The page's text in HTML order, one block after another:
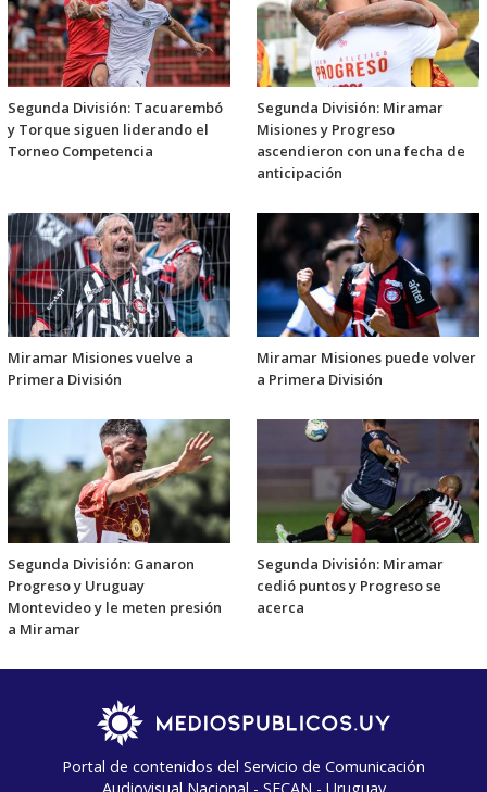
Segunda División: Tacuarembó
y Torque siguen liderando el
Torneo Competencia
Segunda División: Miramar
Misiones y Progreso
ascendieron con una fecha de
anticipación
Miramar Misiones vuelve a
Primera División
Miramar Misiones puede volver
a Primera División
Segunda División: Ganaron
Progreso y Uruguay
Montevideo y le meten presión
a Miramar
Segunda División: Miramar
cedió puntos y Progreso se
acerca
Portal de contenidos del Servicio de Comunicación